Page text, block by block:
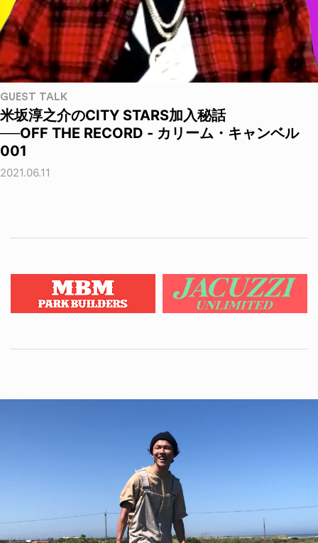
GUEST TALK
米坂淳之介のCITY STARS加入秘話
──OFF THE RECORD - カリーム・キャンベル
001
2021.06.11